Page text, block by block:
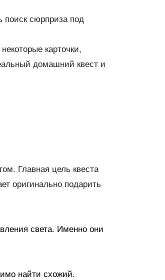
поиск сюрприза под
карточки,
домашний квест и
Главная цель квеста
оригинально подарить
света. Именно они
найти схожий.